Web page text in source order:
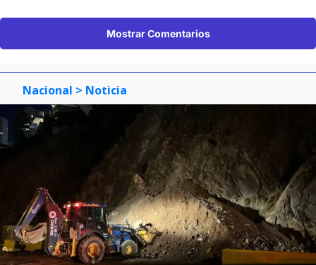
Mostrar Comentarios
Nacional > Noticia